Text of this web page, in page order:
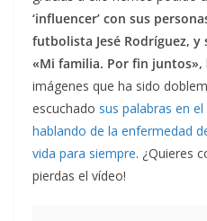
‘influencer’ con sus
futbolista Jesé Rodríguez, y
«Mi familia. Por fin juntos»,
imágenes que ha sido
escuchado sus palabras en
hablando de la enfermedad
vida para siempre. ¿Quieres
pierdas el vídeo!